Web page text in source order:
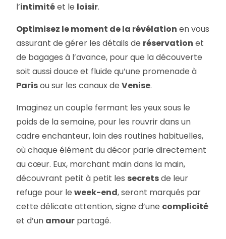
l’intimitéet le loisir.
Optimisez le moment de la révélation en vous
assurant de gérer les détails de réservation et
de bagages à l’avance, pour que la découverte
soit aussi douce et fluide qu’une promenade à
Parisou sur les canaux deVenise.
Imaginez un couple fermant les yeux sous le
poids de la semaine, pour les rouvrir dans un
cadre enchanteur, loin des routines habituelles,
où chaque élément du décor parle directement
au cœur. Eux, marchant main dans la main,
découvrant petit à petit les secretsde leur
refuge pour leweek-end, seront marqués par
cette délicate attention, signe d’une complicité
et d’un amour partagé.